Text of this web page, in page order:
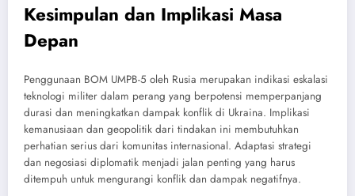
Kesimpulan dan Implikasi Masa
Depan
Penggunaan BOM UMPB-5 oleh Rusia merupakan indikasi eskalasi
teknologi militer dalam perang yang berpotensi memperpanjang
durasi dan meningkatkan dampak konflik di Ukraina. Implikasi
kemanusiaan dan geopolitik dari tindakan ini membutuhkan
perhatian serius dari komunitas internasional. Adaptasi strategi
dan negosiasi diplomatik menjadi jalan penting yang harus
ditempuh untuk mengurangi konflik dan dampak negatifnya.